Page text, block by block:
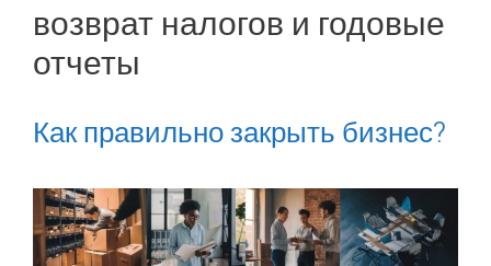
возврат налогов и годовые
отчеты
Как правильно закрыть бизнес?